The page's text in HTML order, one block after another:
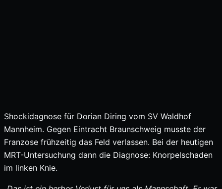
Shockidagnose für Dorian Diring vom SV Waldhof
Mannheim. Gegen Eintracht Braunschweig musste der
Franzose frühzeitig das Feld verlassen. Bei der heutigen
MRT-Untersuchung dann die Diagnose: Knorpelschaden
im linken Knie.